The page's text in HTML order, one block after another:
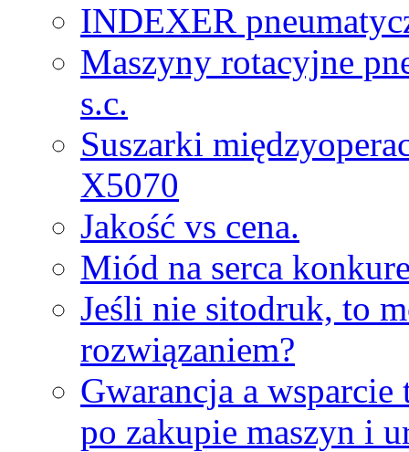
INDEXER
Maszyny rotacyjne
s.c.
Suszarki
X5070
Jakość vs cena.
Miód na serca
Jeśli nie sitodruk, to
rozwiązaniem?
Gwarancja a
po zakupie maszyn i